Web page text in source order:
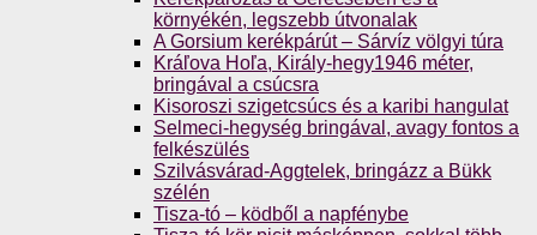
környékén, legszebb útvonalak
A Gorsium kerékpárút – Sárvíz völgyi túra
Kráľova Hoľa, Király-hegy1946 méter,
bringával a csúcsra
Kisoroszi szigetcsúcs és a karibi hangulat
Selmeci-hegység bringával, avagy fontos a
felkészülés
Szilvásvárad-Aggtelek, bringázz a Bükk
szélén
Tisza-tó – ködből a napfénybe